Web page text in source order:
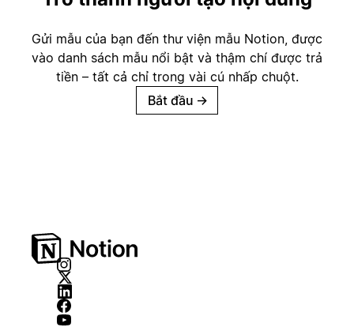
Gửi mẫu của bạn đến thư viện mẫu Notion, được
vào danh sách mẫu nổi bật và thậm chí được trả
tiền – tất cả chỉ trong vài cú nhấp chuột.
Bắt đầu →